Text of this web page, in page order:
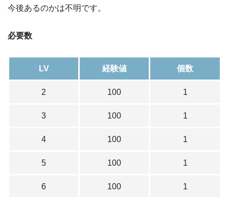
今後あるのかは不明です。
必要数
LV 経験値 個数
2 100 1
3 100 1
4 100 1
5 100 1
6 100 1